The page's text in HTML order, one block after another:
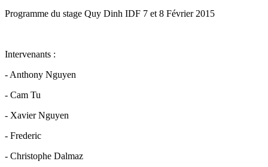
Programme du stage Quy Dinh IDF 7 et 8 Février 2015
Intervenants :
- Anthony Nguyen
- Cam Tu
- Xavier Nguyen
- Frederic
- Christophe Dalmaz